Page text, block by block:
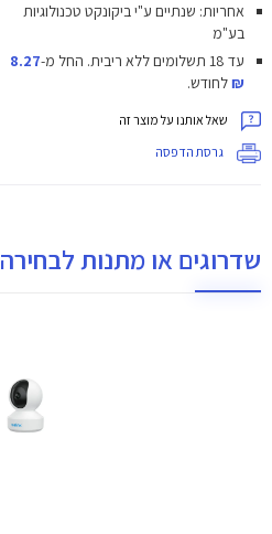
אחריות: שנתיים ע"י ביקונקט טכנולוגיות
בע"מ
עד 18 תשלומים ללא ריבית.
החל מ-8.27
₪לחודש.
שאל אותנו על מוצר זה
גרסת הדפסה
שדרוגים או מתנות לבחירה